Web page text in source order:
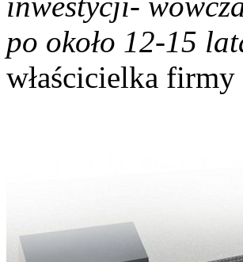
po około 12-15
właścicielka